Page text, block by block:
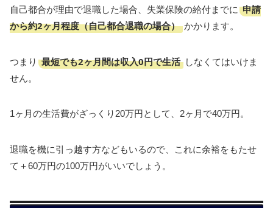
自己都合が理由で退職した場合、失業保険の給付までに 申請
から約2ヶ月程度（自己都合退職の場合） かかります。
つまり 最短でも2ヶ月間は収入0円で生活 しなくてはいけま
せん。
1ヶ月の生活費がざっくり20万円として、2ヶ月で40万円。
退職を機に引っ越す方などもいるので、これに余裕をもたせ
て＋60万円の100万円がいいでしょう。